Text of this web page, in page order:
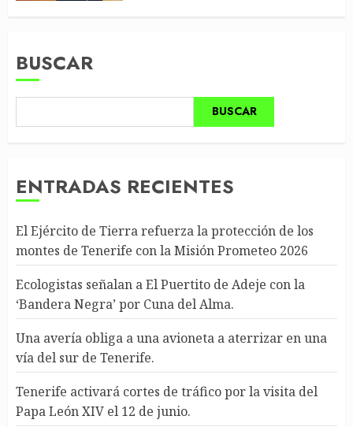
BUSCAR
BUSCAR
ENTRADAS RECIENTES
El Ejército de Tierra refuerza la protección de los
montes de Tenerife con la Misión Prometeo 2026
Ecologistas señalan a El Puertito de Adeje con la
‘Bandera Negra’ por Cuna del Alma.
Una avería obliga a una avioneta a aterrizar en una
vía del sur de Tenerife.
Tenerife activará cortes de tráfico por la visita del
Papa León XIV el 12 de junio.